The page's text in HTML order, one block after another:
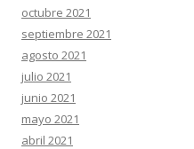
octubre 2021
septiembre 2021
agosto 2021
julio 2021
junio 2021
mayo 2021
abril 2021